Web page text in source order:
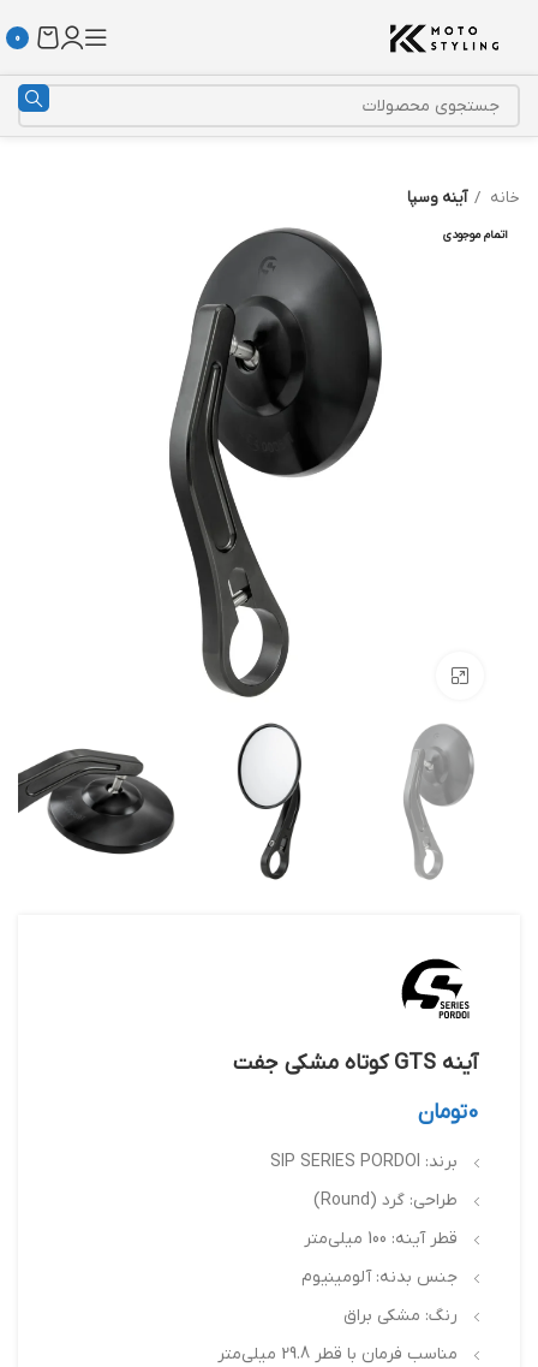
0
خانه آینه وسپا
اتمام موجودی
آینه GTS کوتاه مشکی جفت
0تومان
برند: SIP SERIES PORDOI
طراحی: گرد (Round)
قطر آینه: 100 میلی‌متر
جنس بدنه: آلومینیوم
رنگ: مشکی براق
مناسب فرمان با قطر 29.8 میلی‌متر